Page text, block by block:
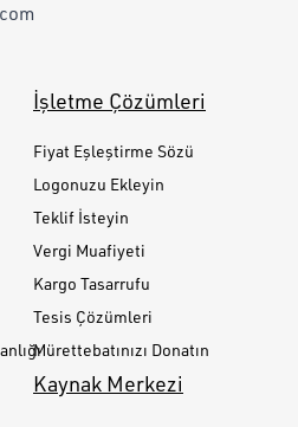
İşletme Çözümleri
Fiyat Eşleştirme Sözü
Logonuzu Ekleyin
Teklif İsteyin
Vergi Muafiyeti
Kargo Tasarrufu
Tesis Çözümleri
Mürettebatınızı Donatın
Kaynak Merkezi